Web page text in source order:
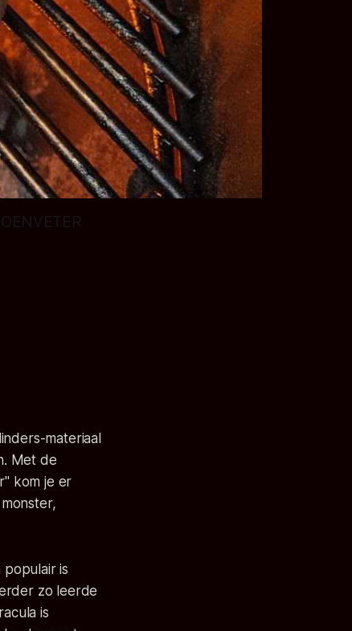
materiaal
Met de
kom je er
is
zo leerde
is